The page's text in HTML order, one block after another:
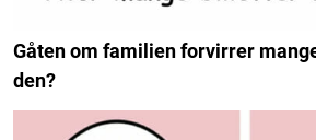
Gåten om familien forvirrer
den?